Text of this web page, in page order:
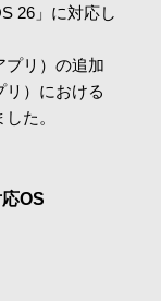
26」に対応し
プリ）の追加
リ）における
た。
OS